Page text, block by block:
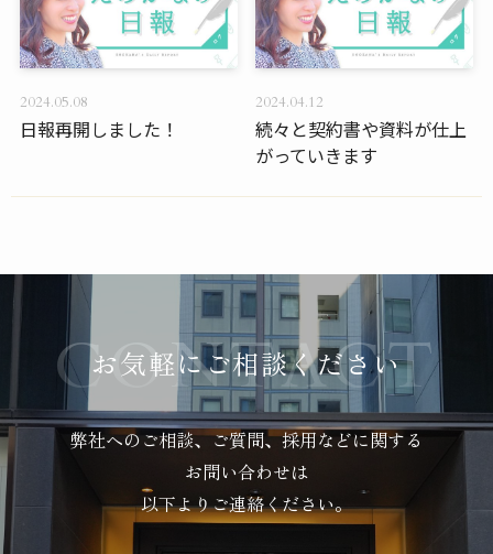
日報再開しました！
2024.05.08
続々と契約書や資料が仕上
がっていきます
2024.04.12
お気軽にご相談ください
弊社へのご相談、ご質問、採用などに関する
お問い合わせは
以下よりご連絡ください。